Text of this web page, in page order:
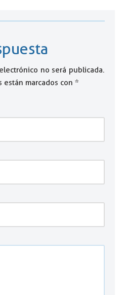
no será publicada.
están marcados con *